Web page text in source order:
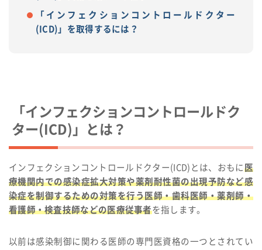
「インフェクションコントロールドクター
(ICD)」を取得するには？
「インフェクションコントロールドク
ター(ICD)」とは？
インフェクションコントロールドクター(ICD)とは、おもに 医
療機関内での感染症拡大対策や薬剤耐性菌の出現予防など感
染症を制御するための対策を行う医師・歯科医師・薬剤師・
看護師・検査技師などの医療従事者を指します。
以前は感染制御に関わる医師の専門医資格の一つとされてい